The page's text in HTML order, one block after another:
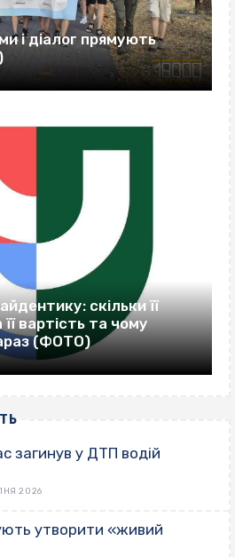
і діалог прямують
скільки її
вартість та чому
(ФОТО)
загинув у ДТП водій
2026
утворити «живий